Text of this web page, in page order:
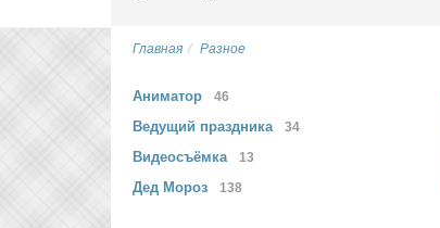
Главная Разное
Аниматор 46
Ведущий праздника 34
Видеосъёмка 13
Дед Мороз 138